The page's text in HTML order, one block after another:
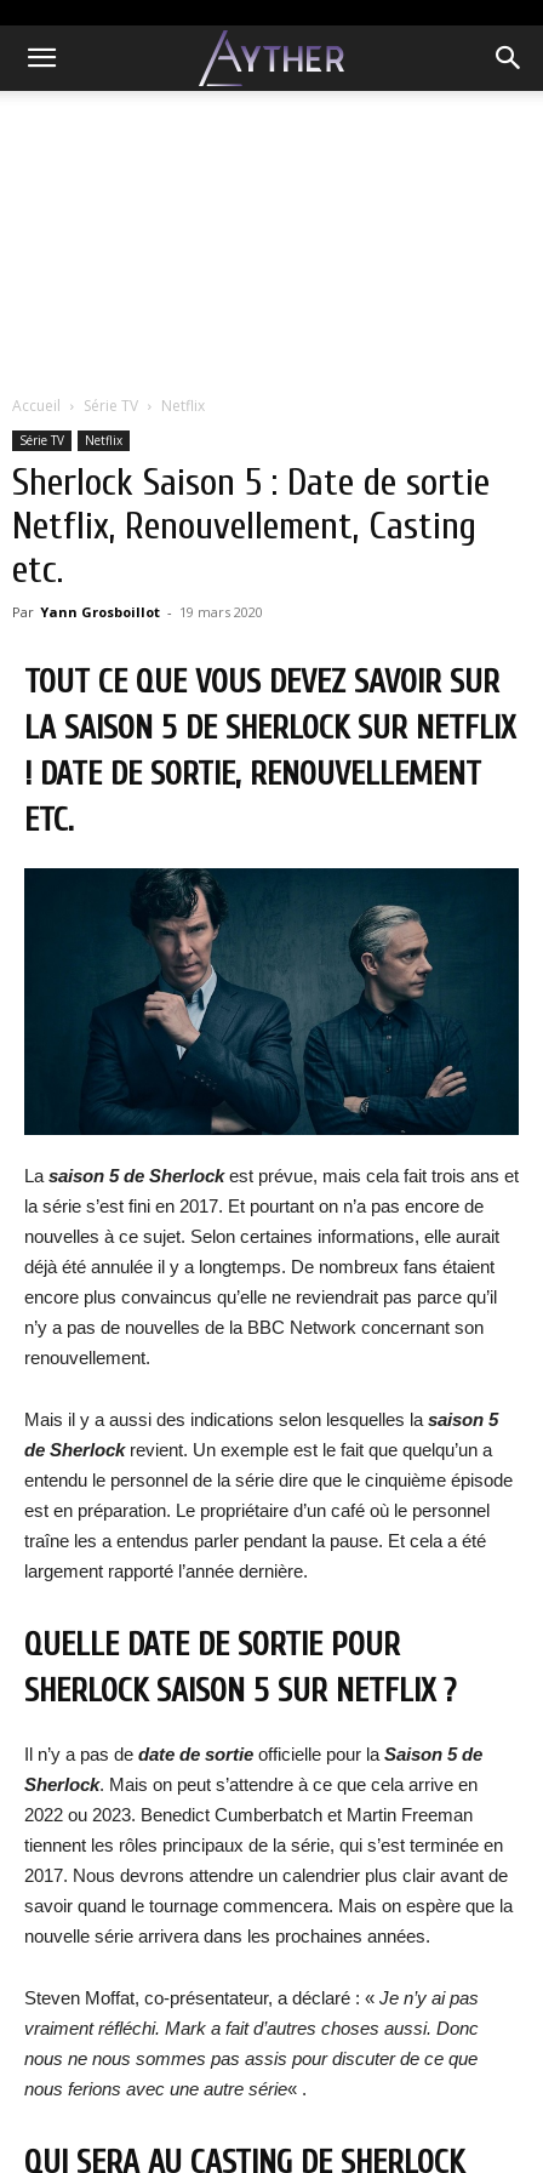
Accueil Série TV Netflix
Série TV Netflix
Sherlock Saison 5 : Date de sortie
Netflix, Renouvellement, Casting
etc.
Par Yann Grosboillot - 19 mars 2020
TOUT CE QUE VOUS DEVEZ SAVOIR SUR
LA SAISON 5 DE SHERLOCK SUR NETFLIX
! DATE DE SORTIE, RENOUVELLEMENT
ETC.
La saison 5 de Sherlockest prévue, mais cela fait trois ans et
la série s’est fini en 2017. Et pourtant on n’a pas encore de
nouvelles à ce sujet. Selon certaines informations, elle aurait
déjà été annulée il y a longtemps. De nombreux fans étaient
encore plus convaincus qu’elle ne reviendrait pas parce qu’il
n’y a pas de nouvelles de la BBC Network concernant son
renouvellement.
Mais il y a aussi des indications selon lesquelles la saison 5
de Sherlockrevient. Un exemple est le fait que quelqu’un a
entendu le personnel de la série dire que le cinquième épisode
est en préparation. Le propriétaire d’un café où le personnel
traîne les a entendus parler pendant la pause. Et cela a été
largement rapporté l’année dernière.
QUELLE DATE DE SORTIE POUR
SHERLOCK SAISON 5 SUR NETFLIX ?
Il n’y a pas de date de sortie officielle pour la Saison 5 de
Sherlock. Mais on peut s’attendre à ce que cela arrive en
2022 ou 2023. Benedict Cumberbatch et Martin Freeman
tiennent les rôles principaux de la série, qui s’est terminée en
2017. Nous devrons attendre un calendrier plus clair avant de
savoir quand le tournage commencera. Mais on espère que la
nouvelle série arrivera dans les prochaines années.
Steven Moffat, co-présentateur, a déclaré : « Je n’y ai pas
vraiment réfléchi. Mark a fait d’autres choses aussi. Donc
nous ne nous sommes pas assis pour discuter de ce que
nous ferions avec une autre série« .
QUI SERA AU CASTING DE SHERLOCK